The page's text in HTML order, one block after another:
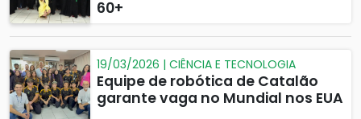
60+
19/03/2026 | CIÊNCIA E TECNOLOGIA
Equipe de robótica de Catalão
garante vaga no Mundial nos EUA